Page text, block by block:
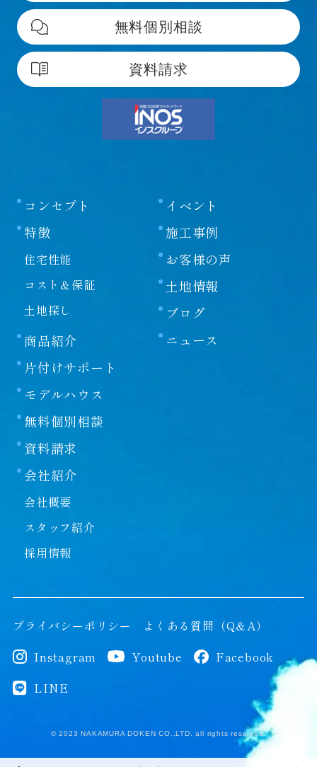
転載・無断使用を固く禁じます。
当社のホームページ上の文書（商品画像情報等含
む）に関する著作権は、特別の記載がない限り、す
べて当社ならびにサイト制作会社に帰属します。本
およびお客様内部の使用に限り、これらの文書を複
製することができます。
が必要です。営利目的による複製、あるいは翻訳、
有線送信等、上記以外の著作権法上の利用はできま
せんので、ご注意ください。
免責事項
当社は、当社が運営/管理するウェブサイト（以下、
各条項に定める事項については、免責されるものと
本サイトをご利用のお客様（以下、単に「お客様」
といいます）は、本免責事項の内容をご承諾頂いた
第一条
ますが、その内容について保証するものではありま
せん。当社は本サイトの使用ならびに閲覧によって
生じたいかなる損害にも責任を負いかねます。ま
た、本サイトを装ったウェブサイトによって生じた
損害にも責任を負いかねます。本サイトのURLや情
報は予告なく変更される場合があります。
情報の提供またはその遅滞、変更、中断、中止、停
止もしくは廃止、その他本サイトに関連して発生し
たお客様または第三者の損害について、一切の責任
を負わないものとします。情報の閲覧やサービスの
提供を受けるにあたっては、法令上の義務に従った
上、お客様ご自身の責任において行っていただきま
すようお願いいたします。
無料個別相談
資料請求
コンセプト
特徴
住宅性能
コスト＆保証
土地探し
商品紹介
片付けサポート
イベント
施工事例
お客様の声
土地情報
ブログ
ニュース
モデルハウス
無料個別相談
資料請求
会社紹介
会社概要
スタッフ紹介
採用情報
プライバシーポリシー
よくある質問（Q＆A）
Instagram
Youtube
Facebook
LINE
© 2023 NAKAMURA DOKEN CO.,LTD. all rights reserved.